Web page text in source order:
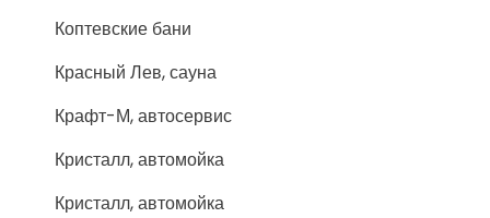
Коптевские бани
Красный Лев, сауна
Крафт-М, автосервис
Кристалл, автомойка
Кристалл, автомойка